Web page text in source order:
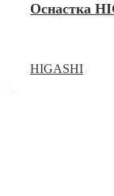
Оснастка
HIGASHI